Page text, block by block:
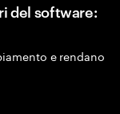
del software:
e rendano